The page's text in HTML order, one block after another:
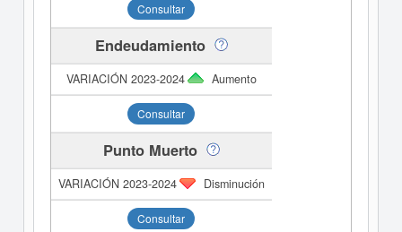
Consultar
Endeudamiento
Aumento
Consultar
Punto Muerto
Disminución
Consultar